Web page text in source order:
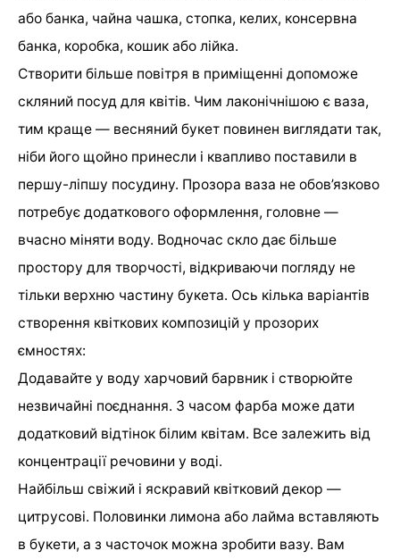
або банка, чайна чашка, стопка, келих, консервна
банка, коробка, кошик або лійка.
Створити більше повітря в приміщенні допоможе
скляний посуд для квітів. Чим лаконічнішою є ваза,
тим краще — весняний букет повинен виглядати так,
ніби його щойно принесли і квапливо поставили в
першу-ліпшу посудину. Прозора ваза не обов’язково
потребує додаткового оформлення, головне —
вчасно міняти воду. Водночас скло дає більше
простору для творчості, відкриваючи погляду не
тільки верхню частину букета. Ось кілька варіантів
створення квіткових композицій у прозорих
ємностях:
Додавайте у воду харчовий барвник і створюйте
незвичайні поєднання. З часом фарба може дати
додатковий відтінок білим квітам. Все залежить від
концентрації речовини у воді.
Найбільш свіжий і яскравий квітковий декор —
цитрусові. Половинки лимона або лайма вставляють
в букети, а з часточок можна зробити вазу. Вам